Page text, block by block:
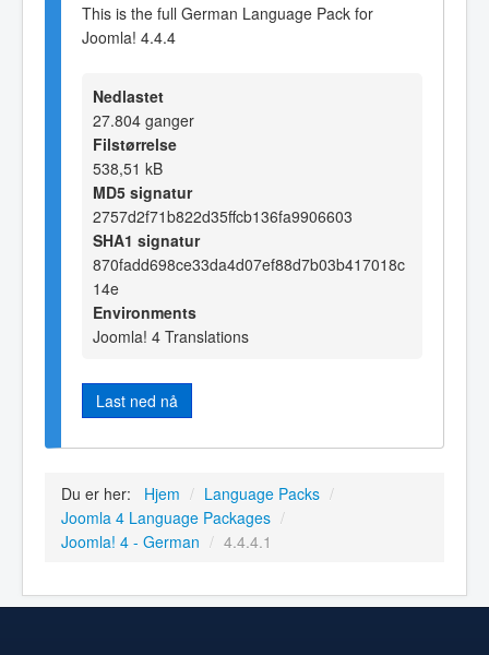
This is the full German Language Pack for
Joomla! 4.4.4
Nedlastet
27.804 ganger
Filstørrelse
538,51 kB
MD5 signatur
2757d2f71b822d35ffcb136fa9906603
SHA1 signatur
870fadd698ce33da4d07ef88d7b03b417018c
14e
Environments
Joomla! 4 Translations
Last ned nå
Du er her: Hjem / Language Packs /
Joomla 4 Language Packages /
Joomla! 4 - German / 4.4.4.1